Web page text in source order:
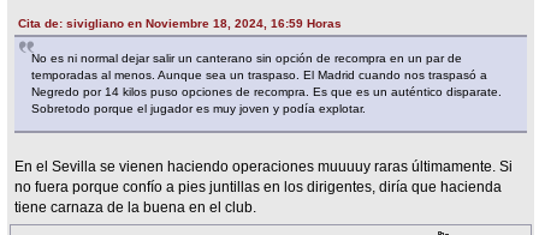
Cita de: sivigliano en Noviembre 18, 2024, 16:59 Horas
No es ni normal dejar salir un canterano sin opción de recompra en un par de
temporadas al menos. Aunque sea un traspaso. El Madrid cuando nos traspasó a
Negredo por 14 kilos puso opciones de recompra. Es que es un auténtico disparate.
Sobretodo porque el jugador es muy joven y podía explotar.
En el Sevilla se vienen haciendo operaciones muuuuy raras últimamente. Si
no fuera porque confío a pies juntillas en los dirigentes, diría que hacienda
tiene carnaza de la buena en el club.